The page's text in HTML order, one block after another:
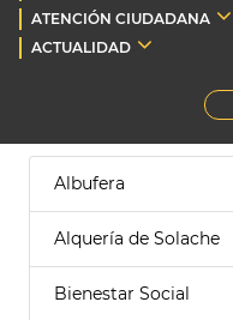
ATENCIÓN CIUDADANA
ACTUALIDAD
Albufera
Alquería de Solache
Bienestar Social